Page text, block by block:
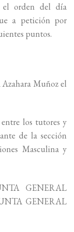
el orden del día
a petición por
puntos.
Muñoz el
los tutores y
de la sección
Masculina y
GENERAL
GENERAL